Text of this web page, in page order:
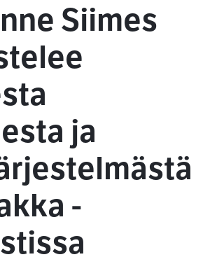
Siimes
ja
-